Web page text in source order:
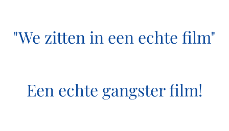
"We zitten in een echte film"
Een echte gangster film!